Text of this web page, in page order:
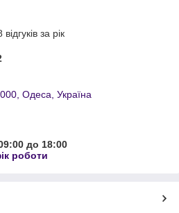
за рік
Одеса, Україна
до 18:00
роботи